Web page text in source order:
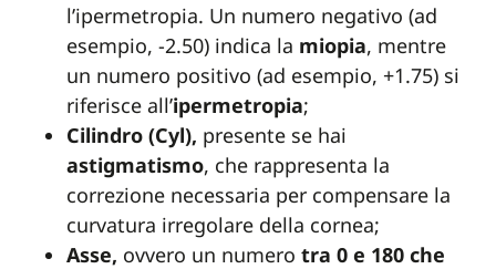
l’ipermetropia. Un numero negativo (ad
esempio, -2.50) indica la miopia, mentre
un numero positivo (ad esempio, +1.75) si
riferisce all’ipermetropia;
Cilindro (Cyl), presente se hai
astigmatismo, che rappresenta la
correzione necessaria per compensare la
curvatura irregolare della cornea;
Asse, ovvero un numero tra 0 e 180 che